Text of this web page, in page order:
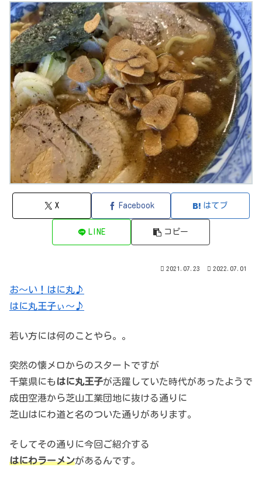
X Facebook はてブ
LINE コピー
2021.07.23 2022.07.01
お～い！はに丸♪
はに丸王子ぃ～♪
若い方には何のことやら。。
突然の懐メロからのスタートですが
千葉県にも はに丸王子が活躍していた時代があったようで
成田空港から芝山工業団地に抜ける通りに
芝山はにわ道と名のついた通りがあります。
そしてその通りに今回ご紹介する
はにわラーメンがあるんです。